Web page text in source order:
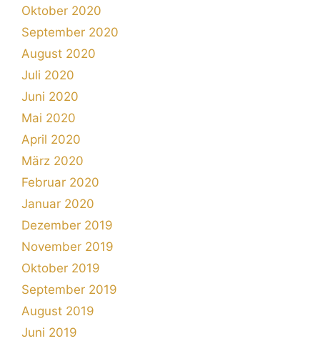
Oktober 2020
September 2020
August 2020
Juli 2020
Juni 2020
Mai 2020
April 2020
März 2020
Februar 2020
Januar 2020
Dezember 2019
November 2019
Oktober 2019
September 2019
August 2019
Juni 2019